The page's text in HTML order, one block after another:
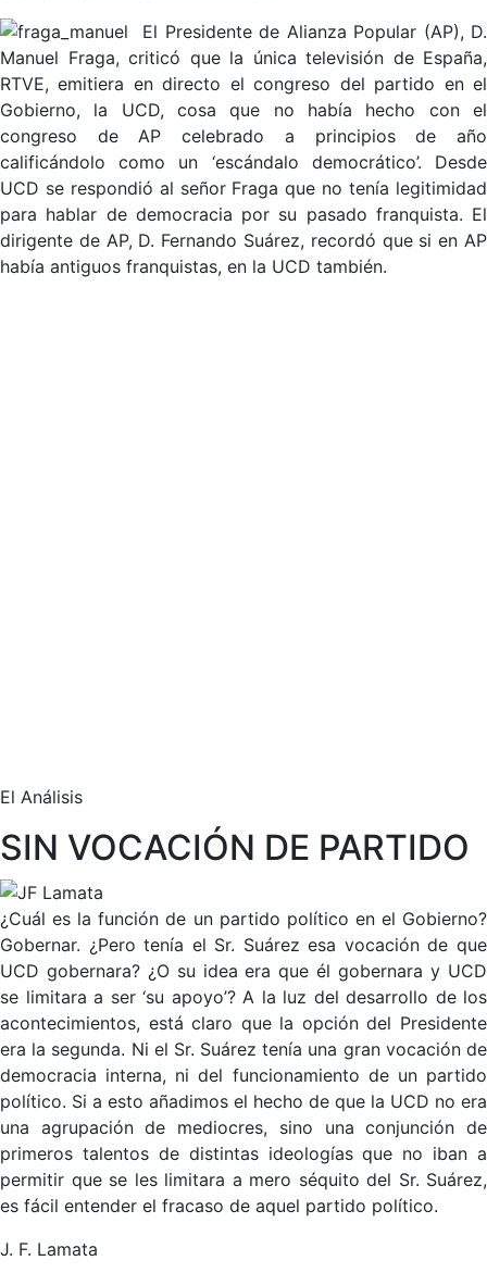
El Presidente de Alianza Popular (AP), D.
Manuel Fraga, criticó que la única televisión de España,
RTVE, emitiera en directo el congreso del partido en el
Gobierno, la UCD, cosa que no había hecho con el
congreso de AP celebrado a principios de año
calificándolo como un ‘escándalo democrático’. Desde
UCD se respondió al señor Fraga que no tenía legitimidad
para hablar de democracia por su pasado franquista. El
dirigente de AP, D. Fernando Suárez, recordó que si en AP
había antiguos franquistas, en la UCD también.
El Análisis
SIN VOCACIÓN DE PARTIDO
¿Cuál es la función de un partido político en el Gobierno?
Gobernar. ¿Pero tenía el Sr. Suárez esa vocación de que
UCD gobernara? ¿O su idea era que él gobernara y UCD
se limitara a ser ‘su apoyo’? A la luz del desarrollo de los
acontecimientos, está claro que la opción del Presidente
era la segunda. Ni el Sr. Suárez tenía una gran vocación de
democracia interna, ni del funcionamiento de un partido
político. Si a esto añadimos el hecho de que la UCD no era
una agrupación de mediocres, sino una conjunción de
primeros talentos de distintas ideologías que no iban a
permitir que se les limitara a mero séquito del Sr. Suárez,
es fácil entender el fracaso de aquel partido político.
J. F. Lamata